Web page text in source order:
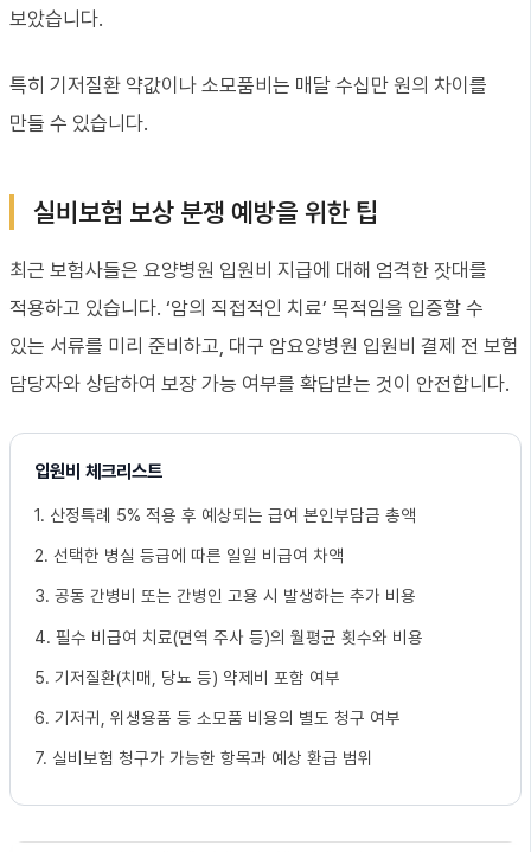
보았습니다.
특히 기저질환 약값이나 소모품비는 매달 수십만 원의 차이를
만들 수 있습니다.
실비보험 보상 분쟁 예방을 위한 팁
최근 보험사들은 요양병원 입원비 지급에 대해 엄격한 잣대를
적용하고 있습니다. ‘암의 직접적인 치료’ 목적임을 입증할 수
있는 서류를 미리 준비하고, 대구 암요양병원 입원비 결제 전 보험
담당자와 상담하여 보장 가능 여부를 확답받는 것이 안전합니다.
입원비 체크리스트
1. 산정특례 5% 적용 후 예상되는 급여 본인부담금 총액
2. 선택한 병실 등급에 따른 일일 비급여 차액
3. 공동 간병비 또는 간병인 고용 시 발생하는 추가 비용
4. 필수 비급여 치료(면역 주사 등)의 월평균 횟수와 비용
5. 기저질환(치매, 당뇨 등) 약제비 포함 여부
6. 기저귀, 위생용품 등 소모품 비용의 별도 청구 여부
7. 실비보험 청구가 가능한 항목과 예상 환급 범위